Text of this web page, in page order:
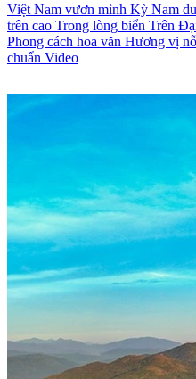
Việt Nam vươn mình Kỳ Nam
trên cao Trong lòng biển Trên
Phong cách hoa văn Hương vị
chuẩn Video